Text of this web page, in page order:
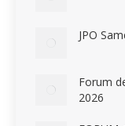
JPO
Forum
2026